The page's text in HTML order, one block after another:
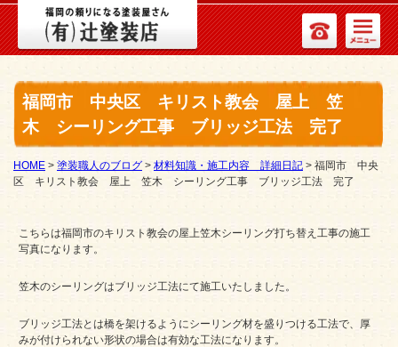
福岡市 中央区 キリスト教会 屋上 笠
木 シーリング工事 ブリッジ工法 完了
HOME > 塗装職人のブログ > 材料知識・施工内容 詳細日記 > 福岡市 中央
区 キリスト教会 屋上 笠木 シーリング工事 ブリッジ工法 完了
こちらは福岡市のキリスト教会の屋上笠木シーリング打ち替え工事の施工
写真になります。
笠木のシーリングはブリッジ工法にて施工いたしました。
ブリッジ工法とは橋を架けるようにシーリング材を盛りつける工法で、厚
みが付けられない形状の場合は有効な工法になります。